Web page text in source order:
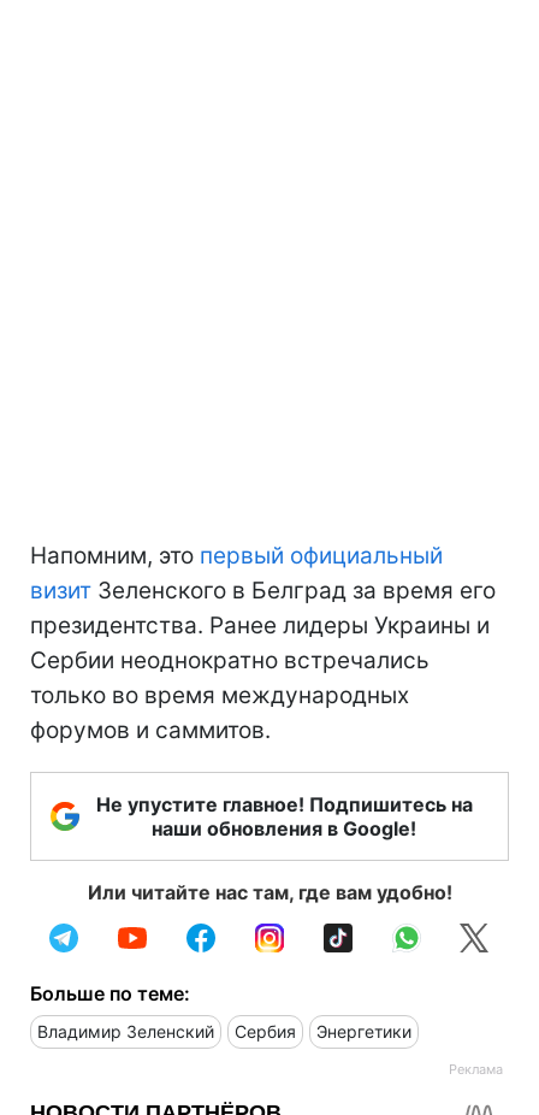
Напомним, это первый официальный
визит Зеленского в Белград за время его
президентства. Ранее лидеры Украины и
Сербии неоднократно встречались
только во время международных
форумов и саммитов.
Не упустите главное! Подпишитесь на
наши обновления в Google!
Или читайте нас там, где вам удобно!
Больше по теме:
Владимир Зеленский Сербия Энергетики